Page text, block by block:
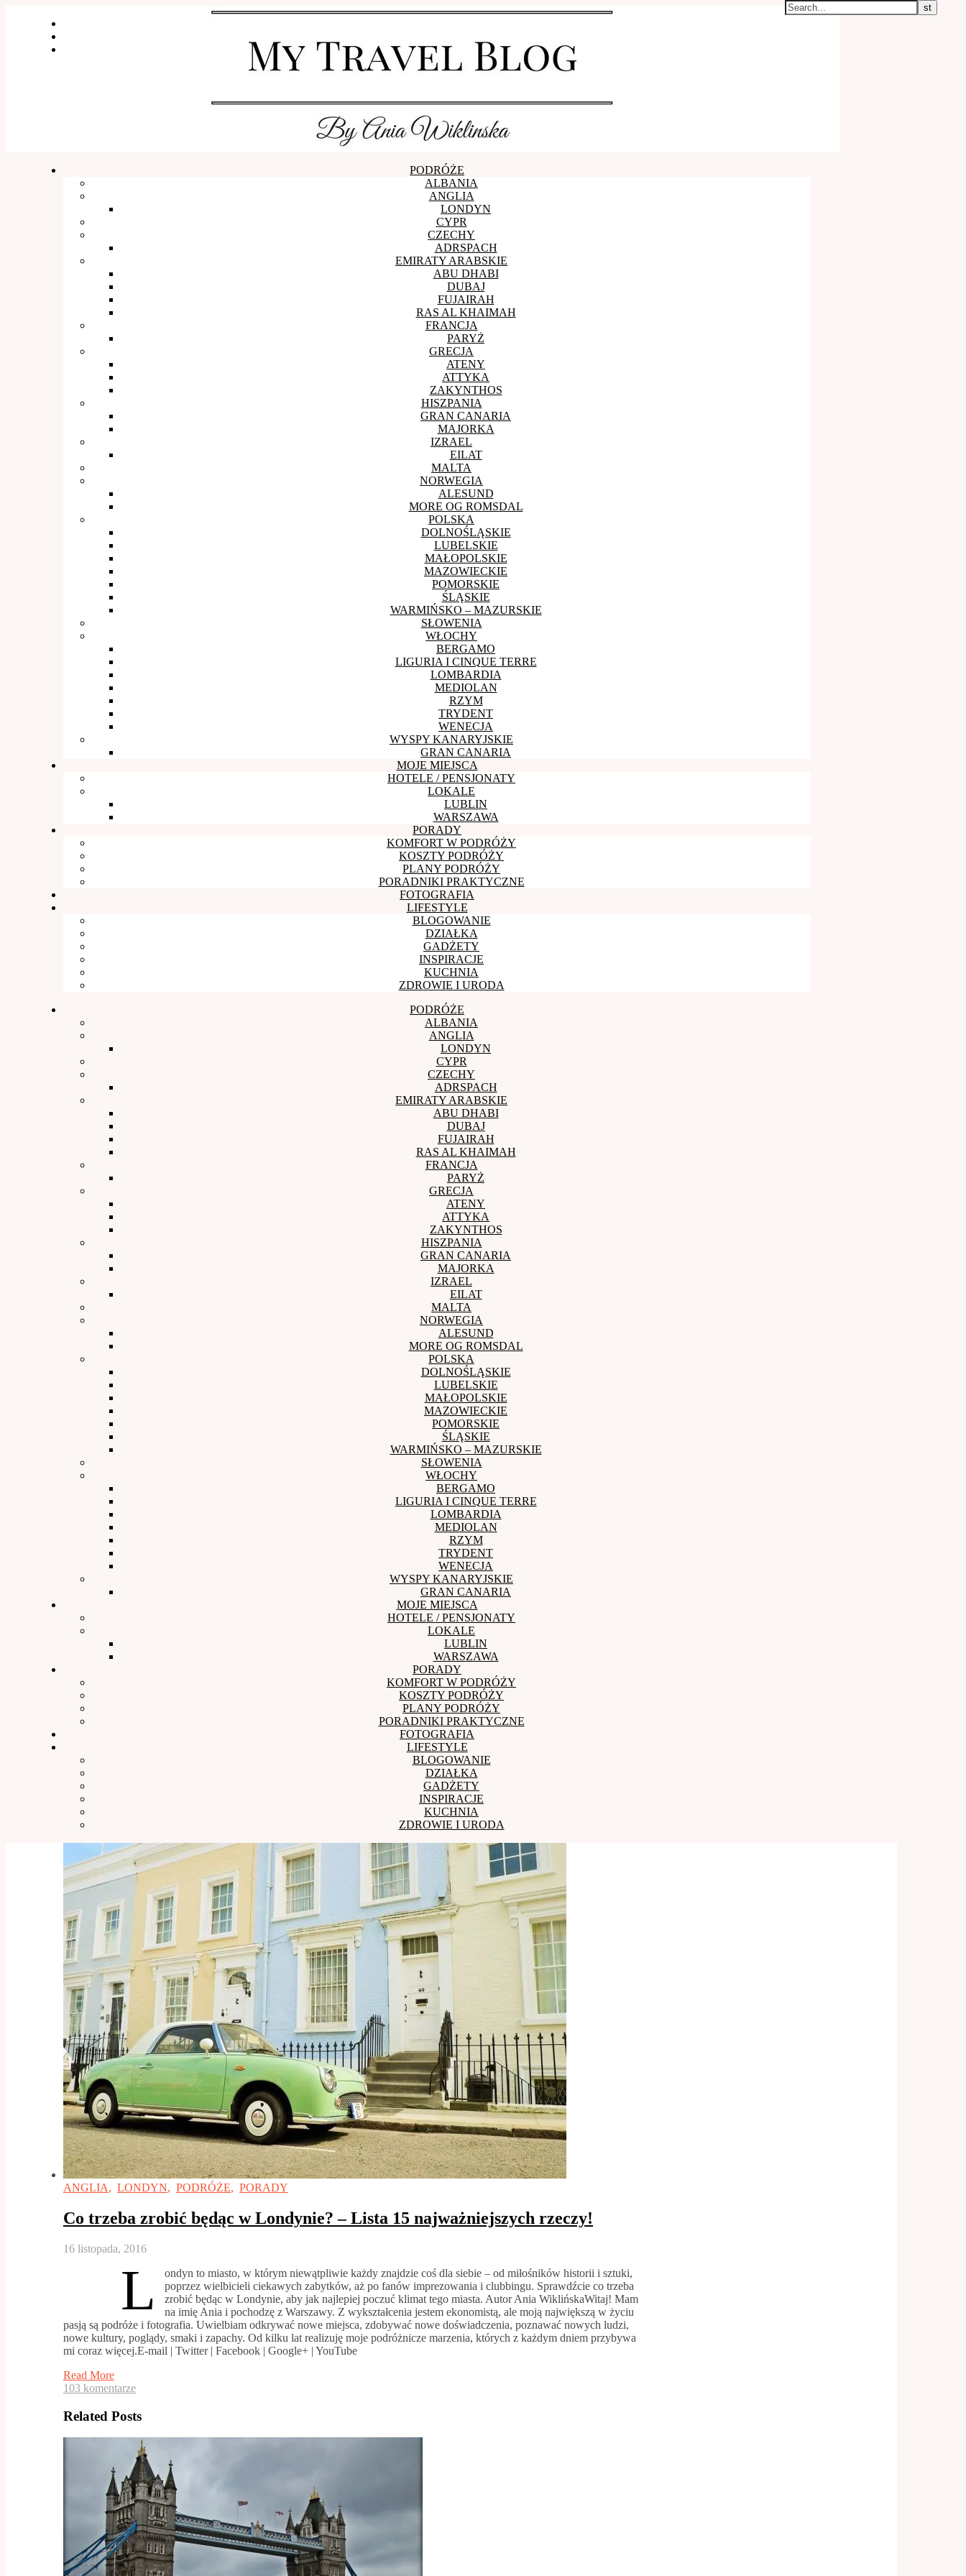
PODRÓŻE
ALBANIA
ANGLIA
LONDYN
CYPR
CZECHY
ADRSPACH
EMIRATY ARABSKIE
ABU DHABI
DUBAJ
FUJAIRAH
RAS AL KHAIMAH
FRANCJA
PARYŻ
GRECJA
ATENY
ATTYKA
ZAKYNTHOS
HISZPANIA
GRAN CANARIA
MAJORKA
IZRAEL
EILAT
MALTA
NORWEGIA
ALESUND
MORE OG ROMSDAL
POLSKA
DOLNOŚLĄSKIE
LUBELSKIE
MAŁOPOLSKIE
MAZOWIECKIE
POMORSKIE
ŚLĄSKIE
WARMIŃSKO – MAZURSKIE
SŁOWENIA
WŁOCHY
BERGAMO
LIGURIA I CINQUE TERRE
LOMBARDIA
MEDIOLAN
RZYM
TRYDENT
WENECJA
WYSPY KANARYJSKIE
GRAN CANARIA
MOJE MIEJSCA
HOTELE / PENSJONATY
LOKALE
LUBLIN
WARSZAWA
PORADY
KOMFORT W PODRÓŻY
KOSZTY PODRÓŻY
PLANY PODRÓŻY
PORADNIKI PRAKTYCZNE
FOTOGRAFIA
LIFESTYLE
BLOGOWANIE
DZIAŁKA
GADŻETY
INSPIRACJE
KUCHNIA
ZDROWIE I URODA
PODRÓŻE
ALBANIA
ANGLIA
LONDYN
CYPR
CZECHY
ADRSPACH
EMIRATY ARABSKIE
ABU DHABI
DUBAJ
FUJAIRAH
RAS AL KHAIMAH
FRANCJA
PARYŻ
GRECJA
ATENY
ATTYKA
ZAKYNTHOS
HISZPANIA
GRAN CANARIA
MAJORKA
IZRAEL
EILAT
MALTA
NORWEGIA
ALESUND
MORE OG ROMSDAL
POLSKA
DOLNOŚLĄSKIE
LUBELSKIE
MAŁOPOLSKIE
MAZOWIECKIE
POMORSKIE
ŚLĄSKIE
WARMIŃSKO – MAZURSKIE
SŁOWENIA
WŁOCHY
BERGAMO
LIGURIA I CINQUE TERRE
LOMBARDIA
MEDIOLAN
RZYM
TRYDENT
WENECJA
WYSPY KANARYJSKIE
GRAN CANARIA
MOJE MIEJSCA
HOTELE / PENSJONATY
LOKALE
LUBLIN
WARSZAWA
PORADY
KOMFORT W PODRÓŻY
KOSZTY PODRÓŻY
PLANY PODRÓŻY
PORADNIKI PRAKTYCZNE
FOTOGRAFIA
LIFESTYLE
BLOGOWANIE
DZIAŁKA
GADŻETY
INSPIRACJE
KUCHNIA
ZDROWIE I URODA
ANGLIA, LONDYN, PODRÓŻE, PORADY
Co trzeba zrobić będąc w Londynie? – Lista 15 najważniejszych rzeczy!
16 listopada, 2016
L
ondyn to miasto, w którym niewątpliwie każdy znajdzie coś dla siebie – od miłośników historii i sztuki,
poprzez wielbicieli ciekawych zabytków, aż po fanów imprezowania i clubbingu. Sprawdźcie co trzeba
zrobić będąc w Londynie, aby jak najlepiej poczuć klimat tego miasta. Autor Ania WiklińskaWitaj! Mam
na imię Ania i pochodzę z Warszawy. Z wykształcenia jestem ekonomistą, ale moją największą w życiu
pasją są podróże i fotografia. Uwielbiam odkrywać nowe miejsca, zdobywać nowe doświadczenia, poznawać nowych ludzi,
nowe kultury, poglądy, smaki i zapachy. Od kilku lat realizuję moje podróżnicze marzenia, których z każdym dniem przybywa
mi coraz więcej.E-mail | Twitter | Facebook | Google+ | YouTube
Read More
103 komentarze
Related Posts